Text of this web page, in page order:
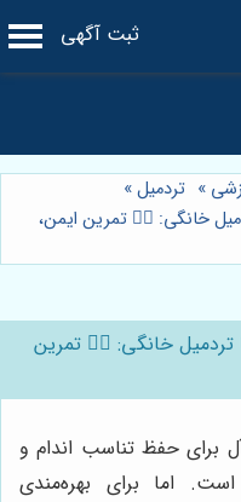
ثبت آگهی
» تردمیل»
خانگی: 🏃‍♂️ تمرین ایمن،
تردمیل خانگی: 🏃‍♂️ تمرین
برای حفظ تناسب اندام و
اما برای بهره‌مندی